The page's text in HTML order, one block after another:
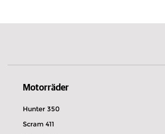
Motorräder
Hunter 350
Scram 411